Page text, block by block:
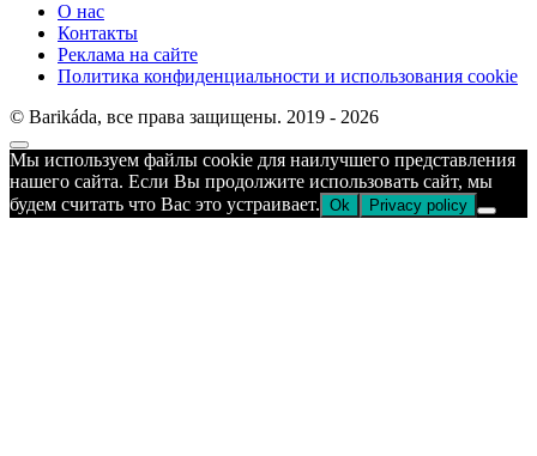
О нас
Контакты
Реклама на сайте
Политика конфиденциальности и использования cookie
© Barikáda, все права защищены. 2019 - 2026
Прокрутка
к
верху
Мы используем файлы cookie для наилучшего представления
нашего сайта. Если Вы продолжите использовать сайт, мы
будем считать что Вас это устраивает. Ok Privacy policy